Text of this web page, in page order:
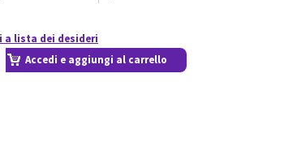
a lista dei desideri
Accedi e aggiungi al carrello